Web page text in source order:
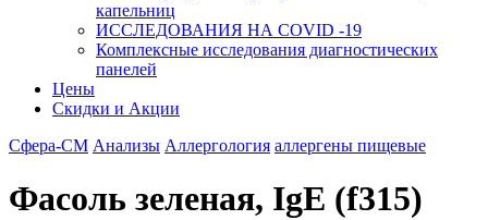
капельниц
ИССЛЕДОВАНИЯ НА COVID -19
Комплексные исследования диагностических
панелей
Цены
Скидки и Акции
Сфера-СМ Анализы Аллергология аллергены пищевые
Фасоль зеленая, IgE (f315)